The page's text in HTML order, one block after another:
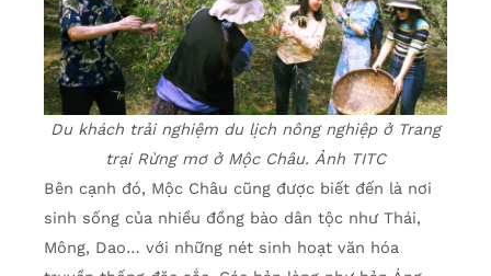
Du khách trải nghiệm du lịch nông nghiệp ở Trang
trại Rừng mơ ở Mộc Châu. Ảnh TITC
Bên cạnh đó, Mộc Châu cũng được biết đến là nơi
sinh sống của nhiều đồng bào dân tộc như Thái,
Mông, Dao… với những nét sinh hoạt văn hóa